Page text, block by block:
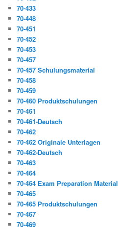
70-433
70-448
70-451
70-452
70-453
70-457
70-457 Schulungsmaterial
70-458
70-459
70-460 Produktschulungen
70-461
70-461-Deutsch
70-462
70-462 Originale Unterlagen
70-462-Deutsch
70-463
70-464
70-464 Exam Preparation Material
70-465
70-465 Produktschulungen
70-467
70-469